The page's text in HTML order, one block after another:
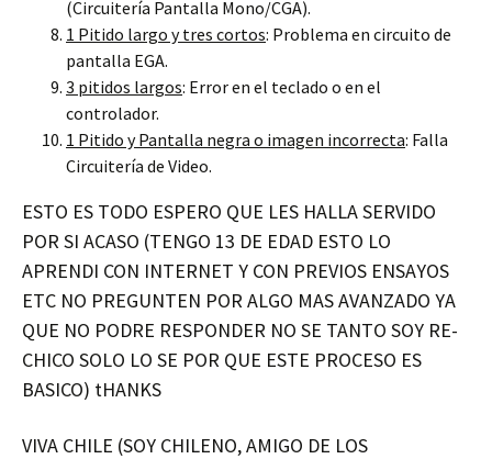
(Circuitería Pantalla Mono/CGA).
1 Pitido largo y tres cortos: Problema en circuito de
pantalla EGA.
3 pitidos largos: Error en el teclado o en el
controlador.
1 Pitido y Pantalla negra o imagen incorrecta: Falla
Circuitería de Video.
ESTO ES TODO ESPERO QUE LES HALLA SERVIDO
POR SI ACASO (TENGO 13 DE EDAD ESTO LO
APRENDI CON INTERNET Y CON PREVIOS ENSAYOS
ETC NO PREGUNTEN POR ALGO MAS AVANZADO YA
QUE NO PODRE RESPONDER NO SE TANTO SOY RE-
CHICO SOLO LO SE POR QUE ESTE PROCESO ES
BASICO) tHANKS
VIVA CHILE (SOY CHILENO, AMIGO DE LOS